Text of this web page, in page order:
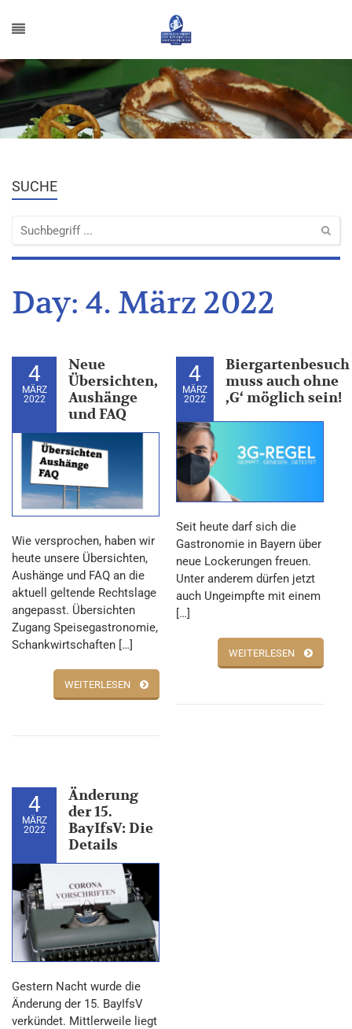
SUCHE
Day: 4. März 2022
4
MÄRZ
2022
Neue
Übersichten,
Aushänge
und FAQ
Wie versprochen, haben wir
heute unsere Übersichten,
Aushänge und FAQ an die
aktuell geltende Rechtslage
angepasst. Übersichten
Zugang Speisegastronomie,
Schankwirtschaften […]
WEITERLESEN
4
MÄRZ
2022
Biergartenbesuch
muss auch ohne
‚G‘ möglich sein!
Seit heute darf sich die
Gastronomie in Bayern über
neue Lockerungen freuen.
Unter anderem dürfen jetzt
auch Ungeimpfte mit einem
[…]
WEITERLESEN
4
MÄRZ
2022
Änderung
der 15.
BayIfsV: Die
Details
Gestern Nacht wurde die
Änderung der 15. BayIfsV
verkündet. Mittlerweile liegt